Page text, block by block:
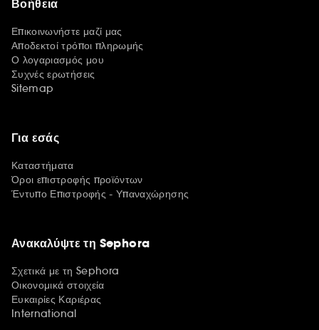
Βοήθεια
Επικοινωνήστε μαζί μας
Αποδεκτοί τρόποι πληρωμής
Ο λογαριασμός μου
Συχνές ερωτήσεις
Sitemap
Για εσάς
Καταστήματα
Όροι επιστροφής προϊόντων
Έντυπο Επιστροφής - Υπαναχώρησης
Ανακαλύψτε τη Sephora
Σχετικά με τη Sephora
Οικονομικά στοιχεία
Ευκαιρίες Καριέρας
International